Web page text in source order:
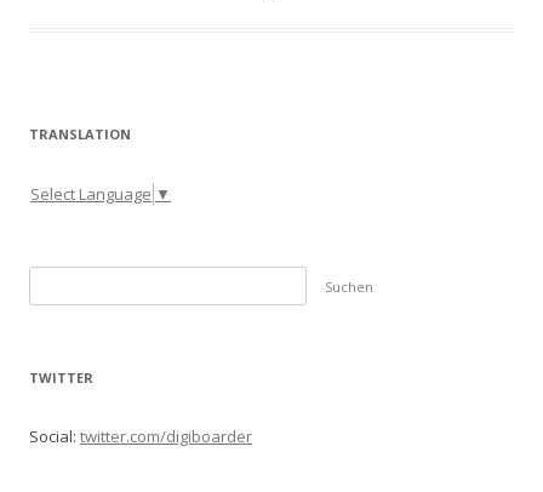
TRANSLATION
Select Language ▼
u
h
n
TWITTER
Social: twitter.com/digiboarder